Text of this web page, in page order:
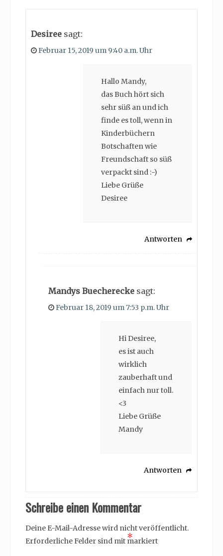
Desiree sagt:
Februar 15, 2019 um 9:40 a.m. Uhr
Hallo Mandy,
das Buch hört sich
sehr süß an und ich
finde es toll, wenn in
Kinderbüchern
Botschaften wie
Freundschaft so süß
verpackt sind :-)
Liebe Grüße
Desiree
Antworten
Mandys Buecherecke sagt:
Februar 18, 2019 um 7:53 p.m. Uhr
Hi Desiree,
es ist auch
wirklich
zauberhaft und
einfach nur toll.
<3
Liebe Grüße
Mandy
Antworten
Schreibe einen Kommentar
Deine E-Mail-Adresse wird nicht veröffentlicht.
Erforderliche Felder sind mit *
markiert